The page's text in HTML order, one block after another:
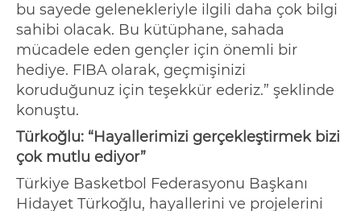
bu sayede gelenekleriyle ilgili daha çok bilgi
sahibi olacak. Bu kütüphane, sahada
mücadele eden gençler için önemli bir
hediye. FIBA olarak, geçmişinizi
koruduğunuz için teşekkür ederiz.” şeklinde
konuştu.
Türkoğlu: “Hayallerimizi gerçekleştirmek bizi
çok mutlu ediyor”
Türkiye Basketbol Federasyonu Başkanı
Hidayet Türkoğlu, hayallerini ve projelerini